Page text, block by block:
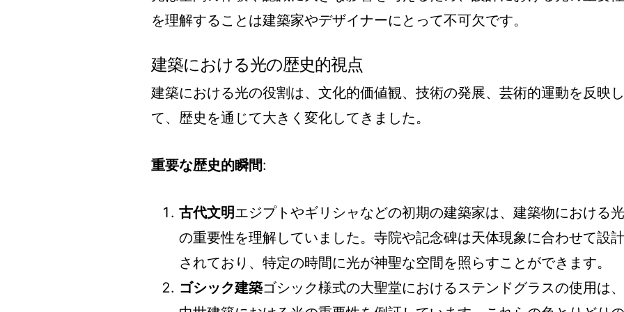
を理解することは建築家やデザイナーにとって不可欠です。
建築における光の歴史的視点
建築における光の役割は、文化的価値観、技術の発展、芸術的運動を反映し
て、歴史を通じて大きく変化してきました。
重要な歴史的瞬間:
古代文明エジプトやギリシャなどの初期の建築家は、建築物における光
の重要性を理解していました。寺院や記念碑は天体現象に合わせて設計
されており、特定の時間に光が神聖な空間を照らすことができます。
ゴシック建築ゴシック様式の大聖堂におけるステンドグラスの使用は、